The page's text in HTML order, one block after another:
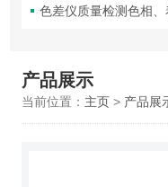
色差仪质量检测色相、
产品展示
当前位置： 主页> 产品展